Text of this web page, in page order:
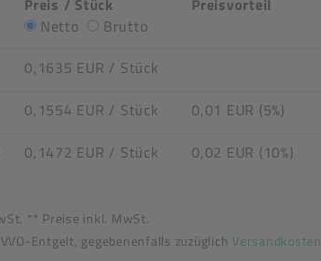
Preis / Stück
Netto
Brutto
Preisvorteil
0,1635 EUR / Stück
0,1554 EUR / Stück
0,01 EUR (5%)
0,1472 EUR / Stück 0,02 EUR (10%)
** Preise inkl. MwSt.
Entgelt, gegebenenfalls zuzüglich Versandkosten